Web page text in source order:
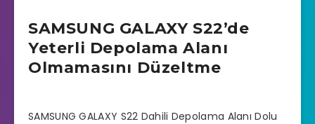
SAMSUNG GALAXY S22’de
Yeterli Depolama Alanı
Olmamasını Düzeltme
SAMSUNG GALAXY S22 Dahili Depolama Alanı Dolu